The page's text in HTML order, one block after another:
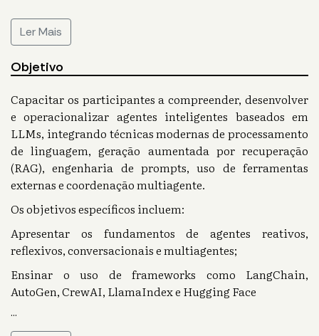
Ler Mais
Objetivo
Capacitar os participantes a compreender, desenvolver
e operacionalizar agentes inteligentes baseados em
LLMs, integrando técnicas modernas de processamento
de linguagem, geração aumentada por recuperação
(RAG), engenharia de prompts, uso de ferramentas
externas e coordenação multiagente.
Os objetivos específicos incluem:
Apresentar os fundamentos de agentes reativos,
reflexivos, conversacionais e multiagentes;
Ensinar o uso de frameworks como LangChain,
AutoGen, CrewAI, LlamaIndex e Hugging Face
...